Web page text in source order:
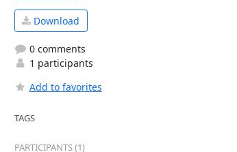
Download
0 comments
1 participants
Add to favorites
TAGS
PARTICIPANTS (1)